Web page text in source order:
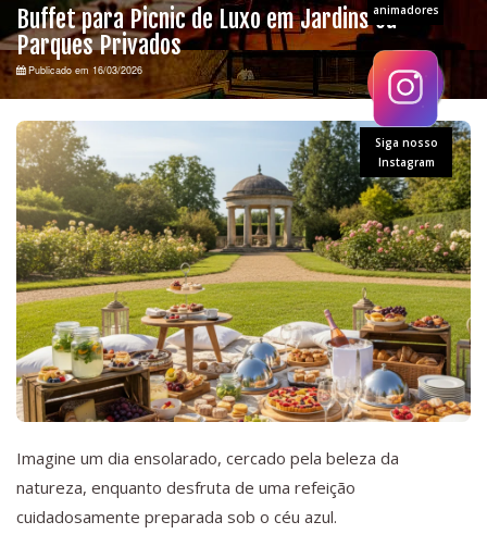
animadores
Siga nosso
Instagram
Buffet para Picnic de Luxo em Jardins ou
Parques Privados
Publicado em 16/03/2026
Imagine um dia ensolarado, cercado pela beleza da
natureza, enquanto desfruta de uma refeição
cuidadosamente preparada sob o céu azul.